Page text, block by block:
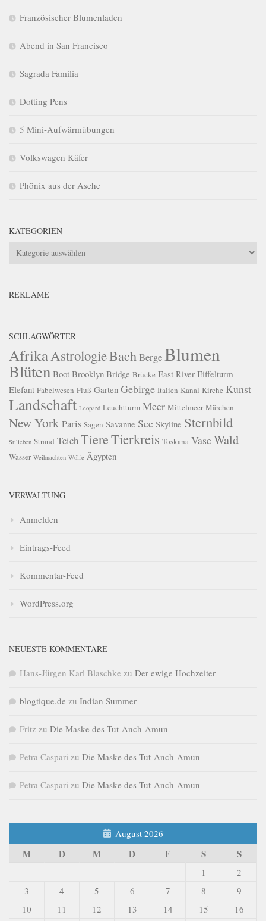
Französischer Blumenladen
Abend in San Francisco
Sagrada Familia
Dotting Pens
5 Mini-Aufwärmübungen
Volkswagen Käfer
Phönix aus der Asche
KATEGORIEN
Kategorien
REKLAME
SCHLAGWÖRTER
AfrikaAstrologieBachBergeBlumen
Blüten Boot Brooklyn Bridge Brücke East River Eiffelturm
Elefant Fabelwesen Fluß Garten Gebirge Italien Kanal Kirche Kunst
Landschaft Leopard Leuchtturm Meer Mittelmeer Märchen
New YorkParis Sagen Savanne See Skyline Sternbild
Stilleben Strand TeichTiereTierkreis Toskana VaseWald
Wasser Weihnachten Wölfe Ägypten
VERWALTUNG
Anmelden
Eintrags-Feed
Kommentar-Feed
WordPress.org
NEUESTE KOMMENTARE
Hans-Jürgen Karl Blaschke zu Der ewige Hochzeiter
blogtique.de zu Indian Summer
Fritz zu Die Maske des Tut-Anch-Amun
Petra Caspari zu Die Maske des Tut-Anch-Amun
Petra Caspari zu Die Maske des Tut-Anch-Amun
August 2026
M D M D F S S
1
2
3
4 5 6 7 8
9
10
11 12 13 14 15
16